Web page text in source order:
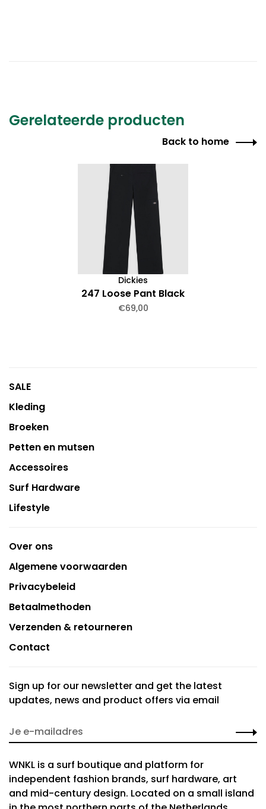
Gerelateerde producten
Back to home
Dickies
247 Loose Pant Black
€69,00
SALE
Kleding
Broeken
Petten en mutsen
Accessoires
Surf Hardware
Lifestyle
Over ons
Algemene voorwaarden
Privacybeleid
Betaalmethoden
Verzenden & retourneren
Contact
Sign up for our newsletter and get the latest
updates, news and product offers via email
WNKL is a surf boutique and platform for
independent fashion brands, surf hardware, art
and mid-century design. Located on a small island